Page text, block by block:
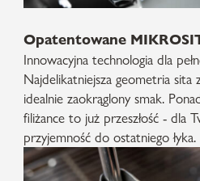
Opatentowane
Innowacyjna technologia dla
Najdelikatniejsza geometria sita
idealnie zaokrąglony smak.
filiżance to już przeszłość - dla
przyjemność do ostatniego łyka.